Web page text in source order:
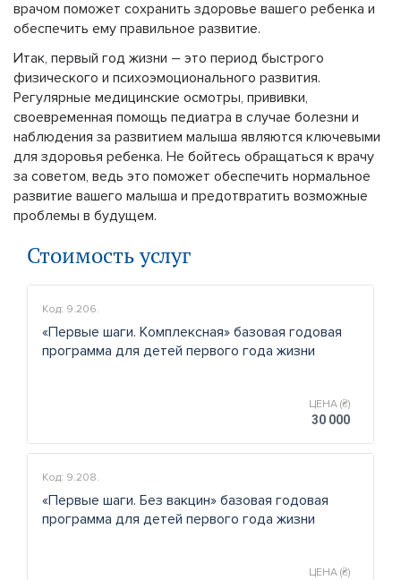
врачом поможет сохранить здоровье вашего ребенка и
обеспечить ему правильное развитие.
Итак, первый год жизни – это период быстрого
физического и психоэмоционального развития.
Регулярные медицинские осмотры, прививки,
своевременная помощь педиатра в случае болезни и
наблюдения за развитием малыша являются ключевыми
для здоровья ребенка. Не бойтесь обращаться к врачу
за советом, ведь это поможет обеспечить нормальное
развитие вашего малыша и предотвратить возможные
проблемы в будущем.
Стоимость услуг
Код: 9.206.
«Первые шаги. Комплексная» базовая годовая
программа для детей первого года жизни
ЦЕНА (₴)
30 000
Код: 9.208.
«Первые шаги. Без вакцин» базовая годовая
программа для детей первого года жизни
ЦЕНА (₴)